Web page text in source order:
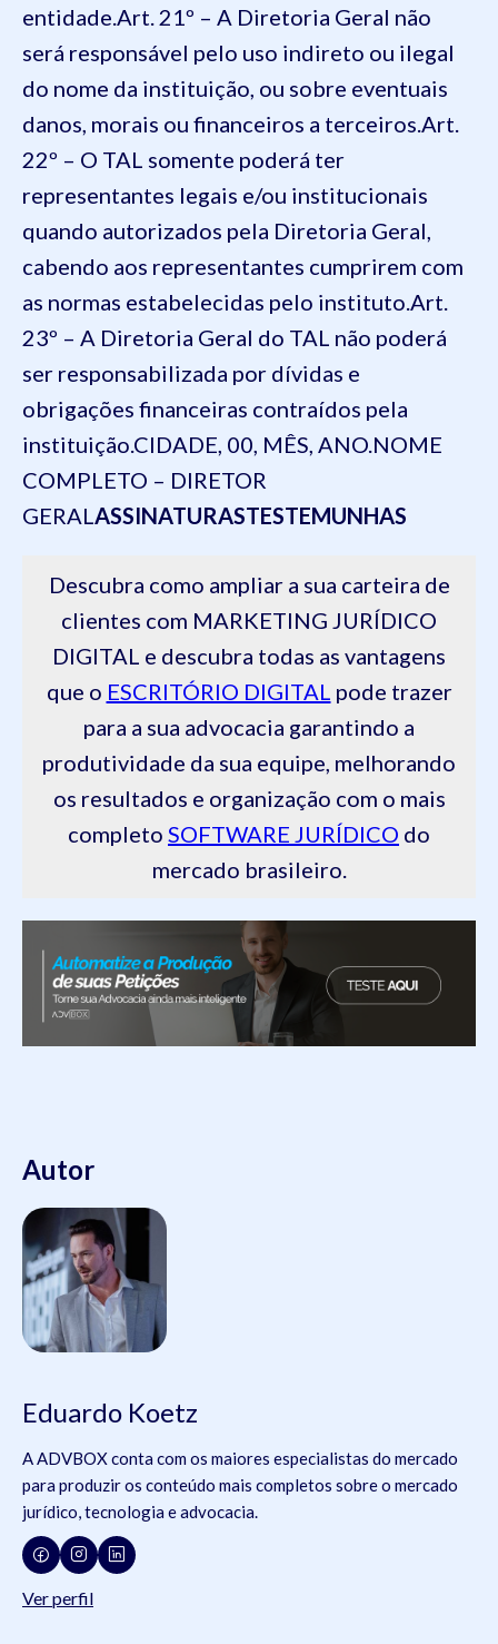
entidade.Art. 21º – A Diretoria Geral não
será responsável pelo uso indireto ou ilegal
do nome da instituição, ou sobre eventuais
danos, morais ou financeiros a terceiros.Art.
22º – O TAL somente poderá ter
representantes legais e/ou institucionais
quando autorizados pela Diretoria Geral,
cabendo aos representantes cumprirem com
as normas estabelecidas pelo instituto.Art.
23º – A Diretoria Geral do TAL não poderá
ser responsabilizada por dívidas e
obrigações financeiras contraídos pela
instituição.CIDADE, 00, MÊS, ANO.NOME
COMPLETO – DIRETOR
GERALASSINATURASTESTEMUNHAS
Descubra como ampliar a sua carteira de
clientes com MARKETING JURÍDICO
DIGITAL e descubra todas as vantagens
que o ESCRITÓRIO DIGITAL pode trazer
para a sua advocacia garantindo a
produtividade da sua equipe, melhorando
os resultados e organização com o mais
completo SOFTWARE JURÍDICO do
mercado brasileiro.
Autor
Eduardo Koetz
A ADVBOX conta com os maiores especialistas do mercado
para produzir os conteúdo mais completos sobre o mercado
jurídico, tecnologia e advocacia.
Ver perfil